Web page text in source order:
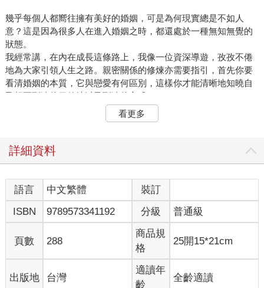
幾乎每個人都嚮往擁有美好的婚姻，可是為何現實總是不如人
意？這是因為很多人在進入婚姻之時，都還處於一種無知無覺的
狀態。
我經常講，在內在成長這條路上，我像一位資深導遊，孜孜不倦
地為大家引領人生之路。親密關係的修煉亦需要指引，首先你要
看清婚姻的本質，它與戀愛有何區別，這樣你才能清晰地知曉自
己想要到達的目的地以及到達的方式。
不僅如此，你還要瞭解這趟修煉的路途中，不可避免會遇到多重
阻礙，正確避開才不會讓自己吃太多的苦，也才能順利地抵達你
戀愛和婚姻完完全全是兩回事。很多人在進入親密關係前，並沒
有看清這兩者的區別，等到問題顯現出來，只會變得手足無措，
陷入無意義的爭吵和內耗之中，讓彼此都深受傷害。
那麼，戀愛和婚姻究竟有何不同呢？
婚姻好似合夥制公司，雙方爭取讓利潤最大化
談情說愛可能是無憂無慮地結伴玩樂，經營婚姻則像兩個人合夥
看更多
詳細資料
語言 中文繁體
裝訂
ISBN
9789573341192 分級 普通級
頁數 288
商品規
格
25開15*21cm
出版地 台灣
適讀年
齡
全齡適讀